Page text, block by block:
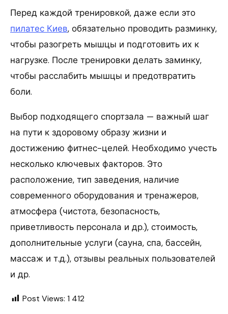
Перед каждой тренировкой, даже если это
пилатес Киев, обязательно проводить разминку,
чтобы разогреть мышцы и подготовить их к
нагрузке. После тренировки делать заминку,
чтобы расслабить мышцы и предотвратить
боли.
Выбор подходящего спортзала — важный шаг
на пути к здоровому образу жизни и
достижению фитнес-целей. Необходимо учесть
несколько ключевых факторов. Это
расположение, тип заведения, наличие
современного оборудования и тренажеров,
атмосфера (чистота, безопасность,
приветливость персонала и др.), стоимость,
дополнительные услуги (сауна, спа, бассейн,
массаж и т.д.), отзывы реальных пользователей
и др.
Post Views: 1 412